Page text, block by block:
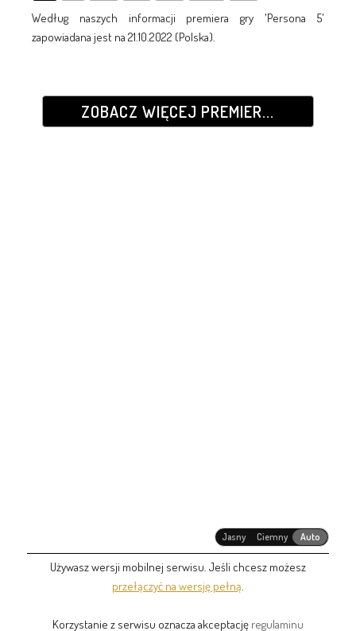
Według naszych informacji premiera gry 'Persona 5'
zapowiadana jest na 21.10.2022 (Polska).
ZOBACZ WIĘCEJ PREMIER...
Jasny Ciemny Auto
Używasz wersji mobilnej serwisu. Jeśli chcesz możesz
przełączyć na wersję pełną
Korzystanie z serwisu oznacza akceptację regulaminu